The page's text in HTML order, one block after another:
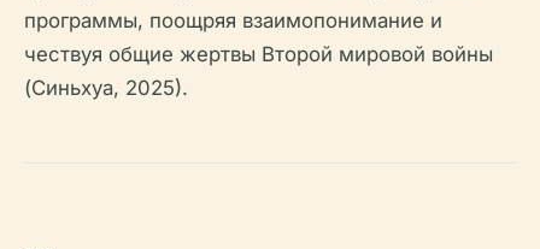
программы, поощряя взаимопонимание и
чествуя общие жертвы Второй мировой войны
(Синьхуа, 2025).